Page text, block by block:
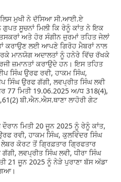
ਮੁਖੀ ਨੇ ਦੱਸਿਆ ਸੀ.ਆਈ.ਏ
ਗੁਪਤ ਸੂਚਨਾਂ ਮਿਲੀ ਕਿ ਰੇਨੂੰ ਕਾਂਤ ਨੇ ਇਕ
ਅਤੇ ਹੋਰ ਸੰਗੀਨ ਜੁਰਮਾਂ ਤਹਿਤ ਜੇਲਾਂ
ਕਰਾਉਣ ਲਈ ਆਪਣੇ ਗਿਰੋਹ ਮੈਬਰਾਂ ਨਾਲ
ਮਾਨਯੋਗ ਅਦਾਲਤਾਂ ਨੂੰ ਹਨੇਰੇ ਵਿੱਚ ਰੱਖਕੇ
ਜ਼ਮਾਨਤਾਂ ਕਰਾਉਦੇ ਹਨ। ਇਸ ਤਹਿਤ
ਸਿੰਘ ਉਰਫ ਰਵੀ, ਹਾਕਮ ਸਿੰਘ,
ਸਿੰਘ ਉਰਫ ਗੱਗੀ, ਲਵਪ੍ਰੀਤ ਸਿੰਘ ਲਵੀ
77 ਮਿਤੀ 19.06.2025 ਅ/ਧ 318(4),
ਬੀ.ਐਨ.ਐਸ.ਥਾਣਾ ਲਾਹੋਰੀ ਗੇਟ
ਮਿਤੀ 20 ਜੂਨ 2025 ਨੂੰ ਰੇਨੂੰ ਕਾਂਤ,
ਰਵੀ, ਹਾਕਮ ਸਿੰਘ, ਕੁਲਵਿੰਦਰ ਸਿੰਘ
ਕੋਰਟ ਤੋਂ ਗ੍ਰਿਫ਼ਤਾਰ ਗ੍ਰਿਫਤਾਰ
ਲਵਪ੍ਰੀਤ ਸਿੰਘ ਲਵੀ, ਧੀਰਾ ਸਿੰਘ
21 ਜੂਨ 2025 ਨੂੰ ਨੇੜੇ ਪੁਰਾਣਾ ਬੱਸ ਅੱਡਾ